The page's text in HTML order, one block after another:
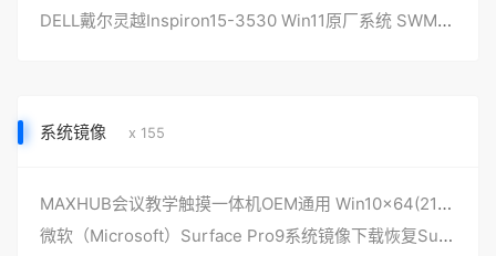
DELL戴尔灵越Inspiron15-3530 Win11原厂系统 SWM文件 不带一键还原
系统镜像 x 155
MAXHUB会议教学触摸一体机OEM通用 Win10x64(21H2)原厂恢复系统镜像
微软（Microsoft）Surface Pro9系统镜像下载恢复SurfacePro9_BMR官方镜像包